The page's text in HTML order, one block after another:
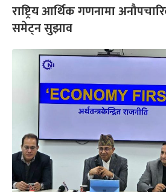
राष्ट्रिय आर्थिक गणनामा
समेट्न सुझाव